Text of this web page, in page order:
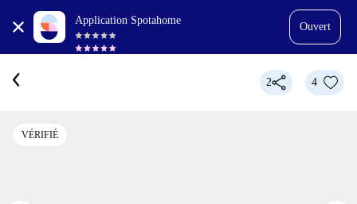
Application Spotahome
Ouvert
2 4
VÉRIFIÉ